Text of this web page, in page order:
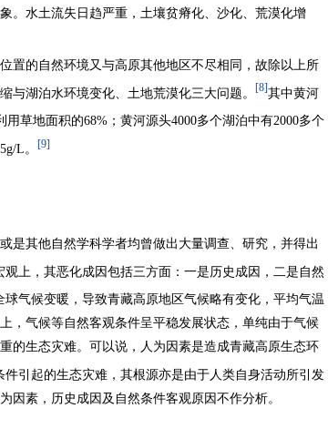
。水土流失日趋严重，土壤贫瘠化、沙化、荒漠化增
置的自然环境又与高原其他地区不尽相同，故除以上所
与湖泊水环境变化、土地荒漠化三大问题。 [8] 其中黄河
用草地面积的68%；黄河源头4000多个湖泊中有2000多个
L。 [9]
是其他自然学科学者均曾做出大量调查、研究，并得出
上，其恶化成因包括三方面：一是历史成因，二是自然
球气候变暖，导致青藏高原地区气候略有变化，平均气温
，气候等自然客观条件呈平稳发展状态，单纯由于气候
的生态灾难。可以说，人为因素是造成青藏高原生态环
引起的生态灾难，其根源亦是由于人类自身活动所引发
因素，历史成因及自然条件客观原因不作分析。